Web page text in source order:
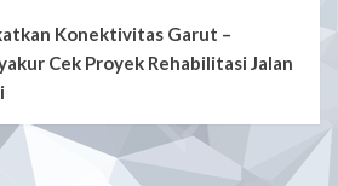
Konektivitas Garut –
Cek Proyek Rehabilitasi Jalan